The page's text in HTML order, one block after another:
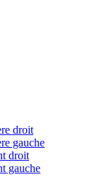
droit
gauche
droit
gauche